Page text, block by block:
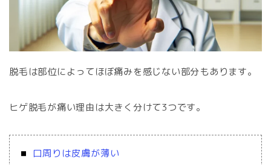
脱毛は部位によってほぼ痛みを感じない部分もあります。
ヒゲ脱毛が痛い理由は大きく分けて3つです。
口周りは皮膚が薄い